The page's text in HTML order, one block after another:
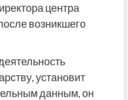
центра
возникшего
установит
данным, он